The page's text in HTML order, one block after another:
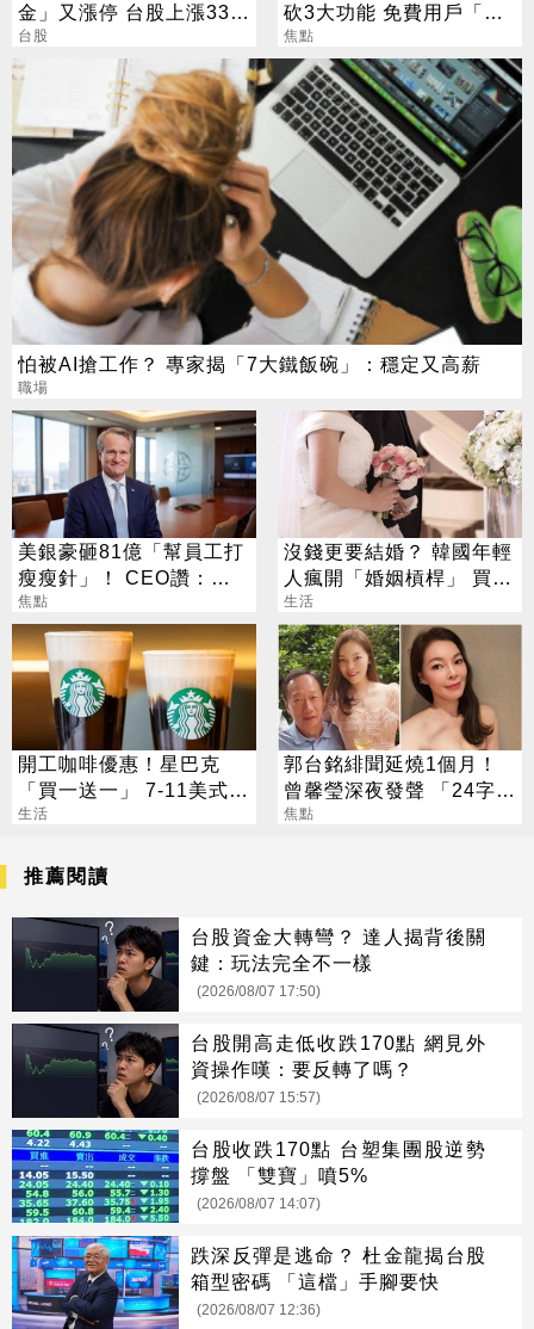
金」又漲停 台股上漲330
點
台股
砍3大功能 免費用戶「這
好康」不能用了
焦點
怕被AI搶工作？ 專家揭「7大鐵飯碗」：穩定又高薪
職場
美銀豪砸81億「幫員工打
瘦瘦針」！ CEO讚：一
項值得的投資
焦點
沒錢更要結婚？ 韓國年輕
人瘋開「婚姻槓桿」 買房
拚翻轉階級
生活
開工咖啡優惠！星巴克
「買一送一」 7-11美式買
7送7
生活
郭台銘緋聞延燒1個月！
曾馨瑩深夜發聲 「24字」
吐盡最心繫的事
焦點
推薦閱讀
台股資金大轉彎？ 達人揭背後關
鍵：玩法完全不一樣
(2026/08/07 17:50)
台股開高走低收跌170點 網見外
資操作嘆：要反轉了嗎？
(2026/08/07 15:57)
台股收跌170點 台塑集團股逆勢
撐盤 「雙寶」噴5%
(2026/08/07 14:07)
跌深反彈是逃命？ 杜金龍揭台股
箱型密碼 「這檔」手腳要快
(2026/08/07 12:36)